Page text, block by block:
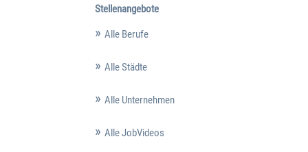
Stellenangebote
Alle Berufe
Alle Städte
Alle Unternehmen
Alle JobVideos